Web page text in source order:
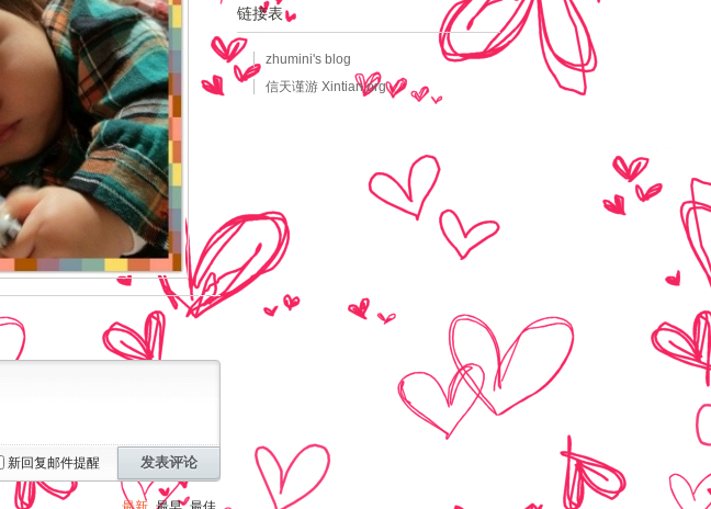
新回复邮件提醒 发表评论
链接表
zhumini's blog
信天谨游 Xintian.org